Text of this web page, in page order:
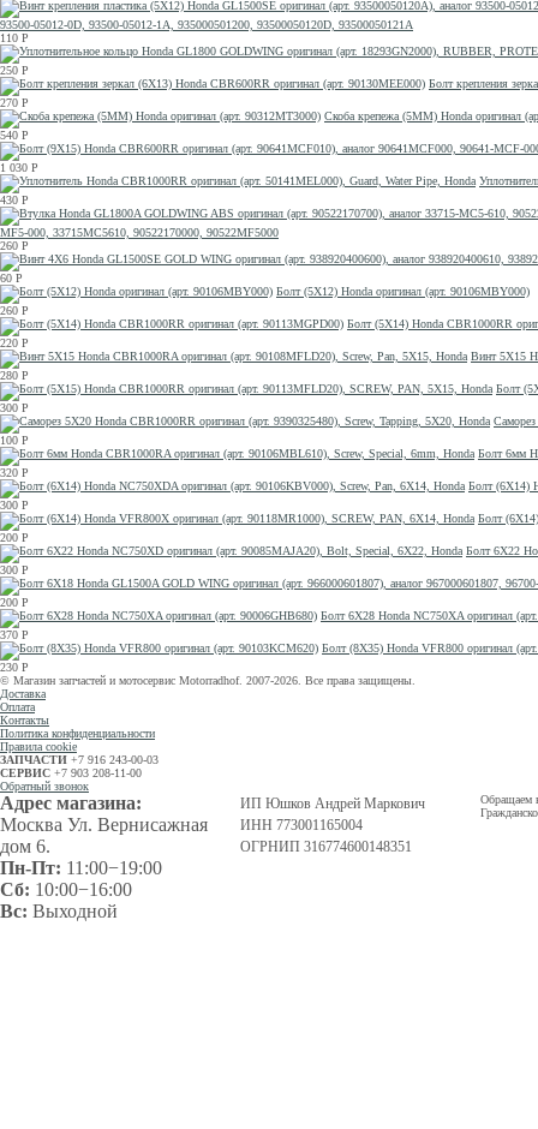
93500-05012-0D, 93500-05012-1A, 935000501200, 93500050120D, 93500050121A
110 Р
250 Р
Болт крепления
270 Р
Скоба крепежа (5MM) Honda оригинал
540 Р
1 030 Р
430 Р
MF5-000, 33715MC5610, 90522170000, 90522MF5000
260 Р
60 Р
Болт (5X12) Honda оригинал (арт. 90106MBY000)
260 Р
Болт (5X14) Honda CBR1000RR
220 Р
Винт 5X15
280 Р
Болт
300 Р
100 Р
Болт 6мм
320 Р
Болт (6Х14)
300 Р
Болт
200 Р
Болт 6X22
300 Р
200 Р
Болт 6X28 Honda NC750XA оригинал
370 Р
Болт (8X35) Honda VFR800 оригинал
230 Р
© Магазин запчастей и мотосервис Motorradhof. 2007-2026. Все права защищены.
Доставка
Оплата
Контакты
Политика конфиденциальности
Правила cookie
ЗАПЧАСТИ +7 916 243-00-03
СЕРВИС +7 903 208-11-00
Обратный звонок
Адрес магазина:
Москва Ул. Вернисажная
дом 6.
Пн-Пт: 11:00−19:00
Сб: 10:00−16:00
Вс: Выходной
ИП Юшков Андрей Маркович
ИНН 773001165004
ОГРНИП 316774600148351
Обращаем